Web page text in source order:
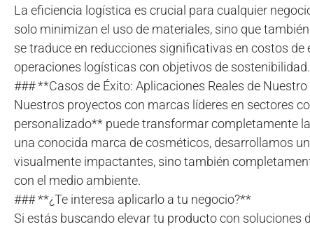
La eficiencia logística es crucial para cualquier
solo minimizan el uso de materiales, sino que
se traduce en reducciones significativas en costos
operaciones logísticas con objetivos de sostenibilidad.
### **Casos de Éxito: Aplicaciones Reales de
Nuestros proyectos con marcas líderes en sectores
personalizado** puede transformar completamente
una conocida marca de cosméticos, desarrollamos
visualmente impactantes, sino también
con el medio ambiente.
### **¿Te interesa aplicarlo a tu negocio?**
Si estás buscando elevar tu producto con